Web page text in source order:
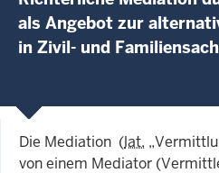
als Angebot zur
in Zivil- und
Die Mediation (lat.
von einem Mediator